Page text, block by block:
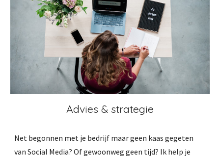
Advies & strategie
Net begonnen met je bedrijf maar geen kaas gegeten
van Social Media? Of gewoonweg geen tijd? Ik help je